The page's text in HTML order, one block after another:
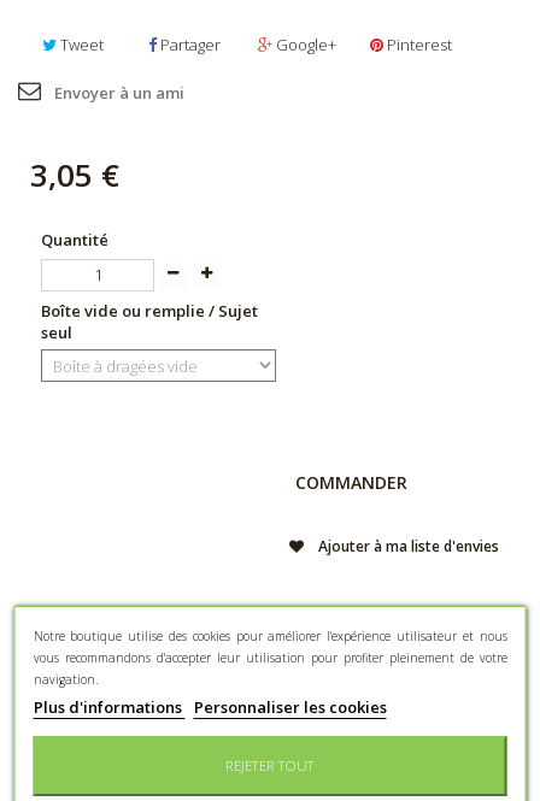
Tweet Partager Google+ Pinterest
Envoyer à un ami
3,05 €
Quantité
Boîte vide ou remplie / Sujet
seul
COMMANDER
Ajouter à ma liste d'envies
FICHE TECHNIQUE
Type
d'événement
Genre Mixte
Notre boutique utilise des cookies pour améliorer l'expérience utilisateur et nous
vous recommandons d'accepter leur utilisation pour profiter pleinement de votre
navigation.
Plus d'informations Personnaliser les cookies
REJETER TOUT